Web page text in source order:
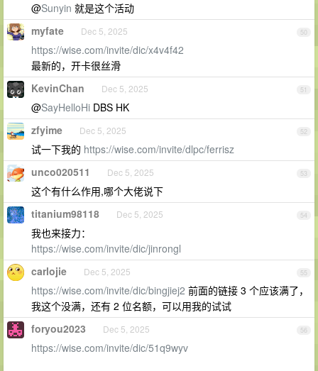
@Sunyin 就是这个活动
50
myfate Dec 5, 2025
https://wise.com/invite/dic/x4v4f42
最新的，开卡很丝滑
51
KevinChan Dec 5, 2025
@SayHelloHi DBS HK
52
zfyime Dec 5, 2025
试一下我的 https://wise.com/invite/dlpc/ferrisz
53
unco020511 Dec 5, 2025
这个有什么作用,哪个大佬说下
54
titanium98118 Dec 5, 2025
我也来接力：
https://wise.com/invite/dic/jinrongl
55
carlojie Dec 5, 2025
https://wise.com/invite/dic/bingjiej2 前面的链接 3 个应该满了，
我这个没满，还有 2 位名额，可以用我的试试
56
foryou2023 Dec 5, 2025
https://wise.com/invite/dic/51q9wyv